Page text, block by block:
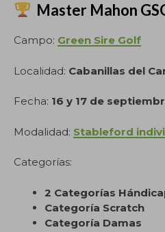
Master Mahon
Campo: Green Sire Golf
Localidad: Cabanillas del
Fecha: 16 y 17 de
Modalidad: Stableford
Categorías:
2 Categorías
Categoría Scratch
Categoría Damas